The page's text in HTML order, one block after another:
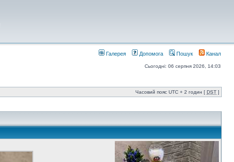
Галерея Допомога Пошук Канал
Сьогодні: 06 серпня 2026, 14:03
Часовий пояс UTC + 2 годин [ DST ]